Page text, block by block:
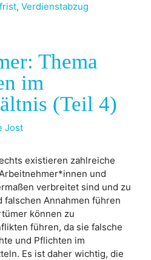
, Verdienstabzug
Thema
im
(Teil 4)
Jost
existieren zahlreiche
und
verbreitet sind und zu
falschen Annahmen führen
können zu
führen, da sie falsche
und Pflichten im
Es ist daher wichtig, die